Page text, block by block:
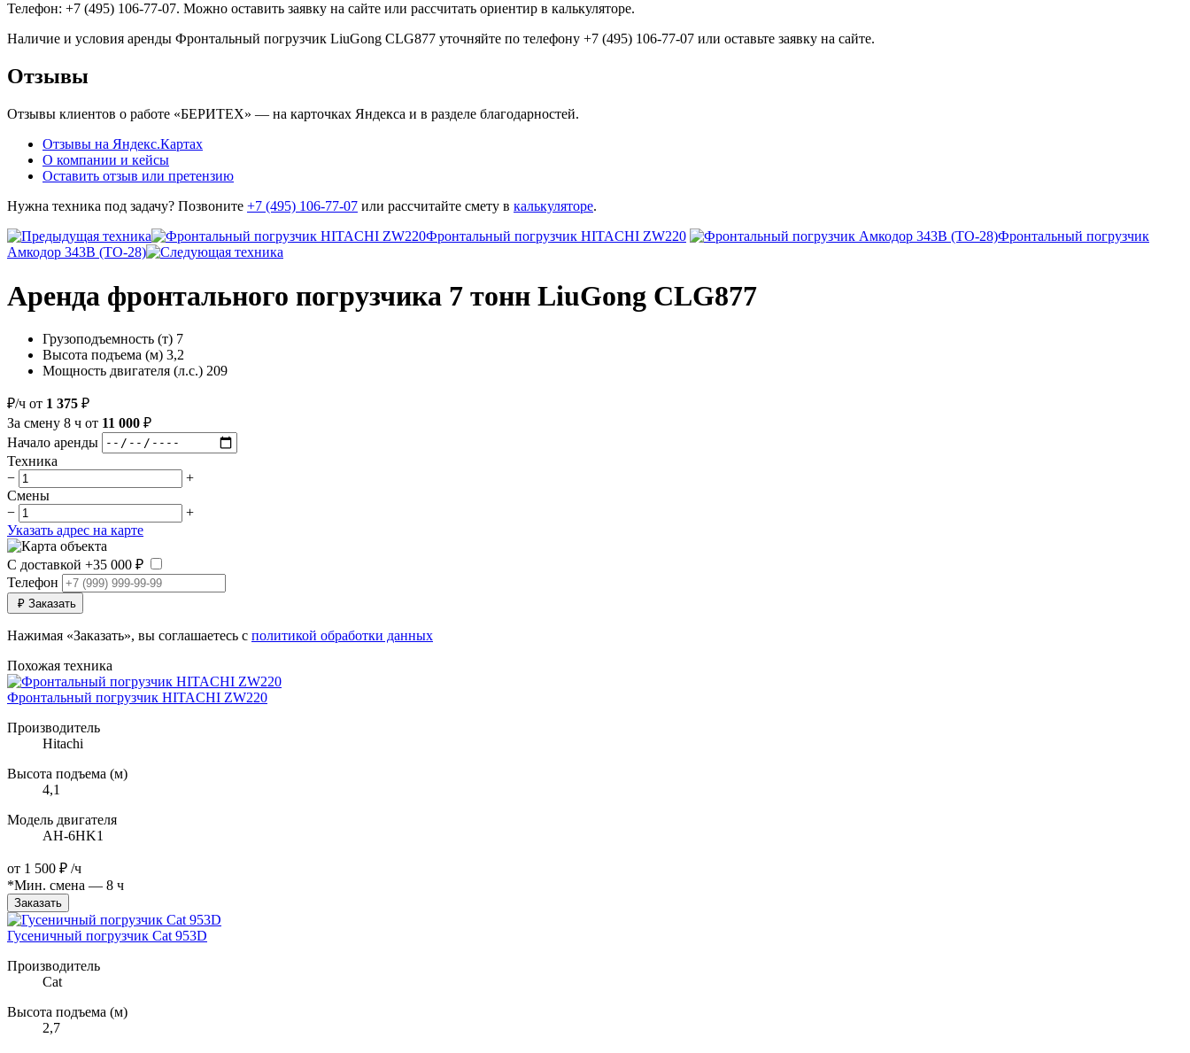
Телефон: +7 (495) 106-77-07. Можно оставить заявку на сайте или рассчитать ориентир в калькуляторе.
Наличие и условия аренды Фронтальный погрузчик LiuGong CLG877 уточняйте по телефону +7 (495) 106-77-07 или оставьте заявку на сайте.
Отзывы
Отзывы клиентов о работе «БЕРИТЕХ» — на карточках Яндекса и в разделе благодарностей.
Отзывы на Яндекс.Картах
О компании и кейсы
Оставить отзыв или претензию
Нужна техника под задачу? Позвоните +7 (495) 106-77-07 или рассчитайте смету в калькуляторе.
Фронтальный погрузчик HITACHI ZW220
Фронтальный погрузчик
Амкодор 343В (ТО-28)
Аренда фронтального погрузчика 7 тонн LiuGong CLG877
Грузоподъемность (т) 7
Высота подъема (м) 3,2
Мощность двигателя (л.с.) 209
₽/ч от 1 375 ₽
За смену 8 ч от 11 000 ₽
Начало аренды
Техника
−
+
Смены
−
+
Указать адрес на карте
С доставкой +35 000 ₽
Телефон
₽ Заказать
Нажимая «Заказать», вы соглашаетесь с политикой обработки данных
Похожая техника
Фронтальный погрузчик HITACHI ZW220
Производитель
Hitachi
Высота подъема (м)
4,1
Модель двигателя
AH-6HK1
от 1 500 ₽ /ч
*Мин. смена — 8 ч
Заказать
Гусеничный погрузчик Cat 953D
Производитель
Cat
Высота подъема (м)
2,7